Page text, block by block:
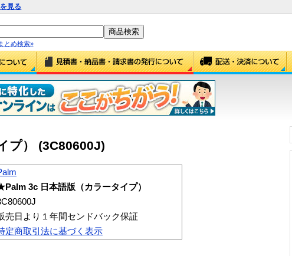
見る
とめ検索»
プ） (3C80600J)
3c 日本語版（カラータイプ）
売日より１年間センドバック保証
定商取引法に基づく表示